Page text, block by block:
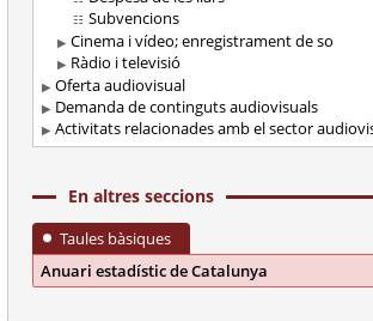
Subvencions
Cinema i vídeo; enregistrament de so
Ràdio i televisió
Oferta audiovisual
Demanda de continguts audiovisuals
Activitats relacionades amb el sector
En altres seccions
Taules bàsiques
Anuari estadístic de Catalunya